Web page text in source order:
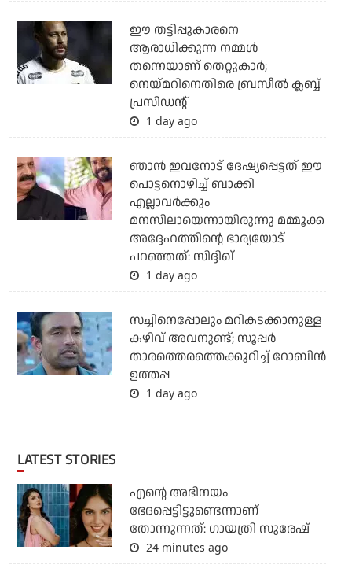
ഈ തട്ടിപ്പുകാരനെ
ആരാധിക്കുന്ന നമ്മള്‍
തന്നെയാണ് തെറ്റുകാര്‍;
നെയ്മറിനെതിരെ ബ്രസീല്‍ ക്ലബ്ബ്
പ്രസിഡന്റ്
1 day ago
ഞാന്‍ ഇവനോട് ദേഷ്യപ്പെട്ടത് ഈ
പൊട്ടനൊഴിച്ച് ബാക്കി
എല്ലാവര്‍ക്കും
മനസിലായെന്നായിരുന്നു മമ്മൂക്ക
അദ്ദേഹത്തിന്റെ ഭാര്യയോട്
പറഞ്ഞത്: സിദ്ദിഖ്
1 day ago
സച്ചിനെപ്പോലും മറികടക്കാനുള്ള
കഴിവ് അവനുണ്ട്; സൂപ്പര്‍
താരത്തെരത്തെക്കുറിച്ച് റോബിന്‍
ഉത്തപ്പ
1 day ago
LATEST STORIES
എന്റെ അഭിനയം
ഭേദപ്പെട്ടിട്ടുണ്ടെന്നാണ്
തോന്നുന്നത്: ഗായത്രി സുരേഷ്
24 minutes ago